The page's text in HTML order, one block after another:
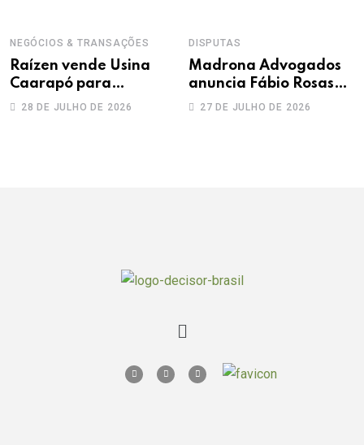
NEGÓCIOS & TRANSAÇÕES
Raízen vende Usina
Caarapó para
Adecoagro em
28 DE JULHO DE 2026
DISPUTAS
Madrona Advogados
anuncia Fábio Rosas
como novo sócio
27 DE JULHO DE 2026